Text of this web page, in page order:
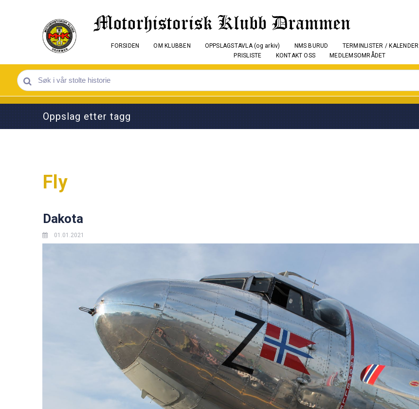
FORSIDEN OM KLUBBEN OPPSLAGSTAVLA (og arkiv) NMS BURUD TERMINLISTER / KALENDER
PRISLISTE
KONTAKT OSS MEDLEMSOMRÅDET
Oppslag etter tagg
Fly
Dakota
01.01.2021